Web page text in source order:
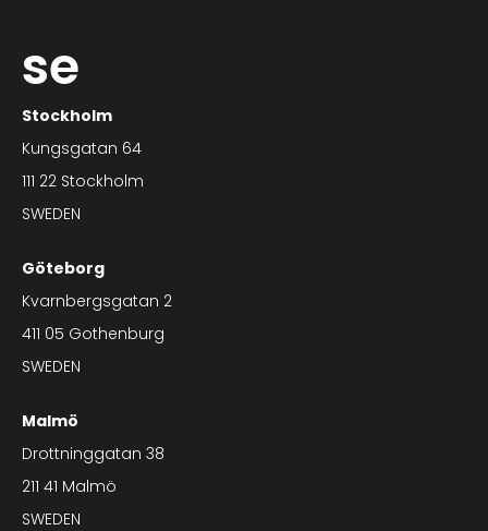
se
Stockholm
Kungsgatan 64
111 22 Stockholm
SWEDEN
Göteborg
Kvarnbergsgatan 2
411 05 Gothenburg
SWEDEN
Malmö
Drottninggatan 38
211 41 Malmö
SWEDEN